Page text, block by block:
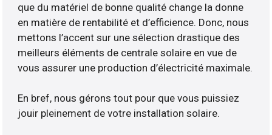
que du matériel de bonne qualité change la donne
en matière de rentabilité et d’efficience. Donc, nous
mettons l’accent sur une sélection drastique des
meilleurs éléments de centrale solaire en vue de
vous assurer une production d’électricité maximale.
En bref, nous gérons tout pour que vous puissiez
jouir pleinement de votre installation solaire.